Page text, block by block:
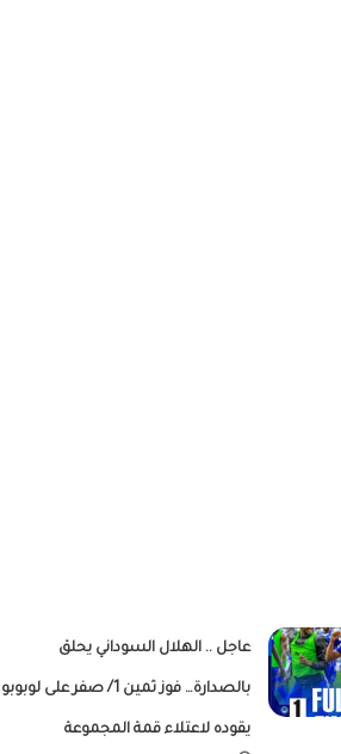
عاجل .. الهلال السوداني يحلق
بالصدارة… فوز ثمين 1/ صفر على لوبوبو
يقوده لاعتلاء قمة المجموعة